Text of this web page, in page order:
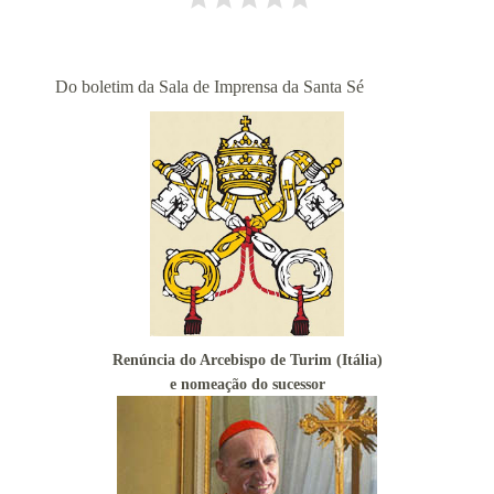
Ambientes que favorecem a prática da virtude
Aniversário da proclamação do dogma da Assunção da
Aniversário do Cardeal emérito do Rio de Janeiro
Aniversário do governo do Arcebispo de Olinda e
Anjo da Guarda do Brasil
Antes do consistório, nomeados reúnem-se com o Papa
Anúncio (Kalendas) do Natal do Senhor em 2015
Aprovada beatificação de Irmã Dulce
Ara Dei Christus est!
Arautos do Evangelho e Sucumbíos
Arcebispo brasileiro é o novo Prefeito para os
Do boletim da Sala de Imprensa da Santa Sé
Renúncia do Arcebispo de Turim (Itália)
e nomeação do sucessor